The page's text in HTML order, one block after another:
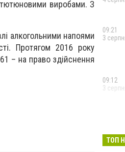
тютюновими виробами. З
алкогольними напоями
Протягом 2016 року
– на право здійснення
09:21
3
09:12
3
ТОП